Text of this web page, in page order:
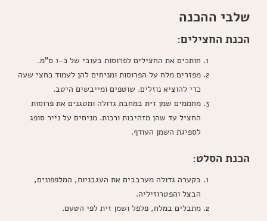
שלבי ההכנה
הכנת החצילים:
חותכים את החצילים לפרוסות בעובי של כ-1 ס"מ.
מפזרים מלח על הפרוסות ומניחים להן לעמוד כחצי שעה
כדי להוציא נוזלים. שוטפים ומייבשים היטב.
מחממים שמן זית במחבת גדולה ומטגנים את פרוסות
החציל עד שהן מזהיבות ורכות. מניחים על נייר סופג
לספיגת השמן העודף.
הכנת הסלט:
בקערה גדולה מערבבים את העגבניות, המלפפונים,
הבצל והפטרוזיליה.
מתבלים במלח, פלפל ושמן זית לפי הטעם.